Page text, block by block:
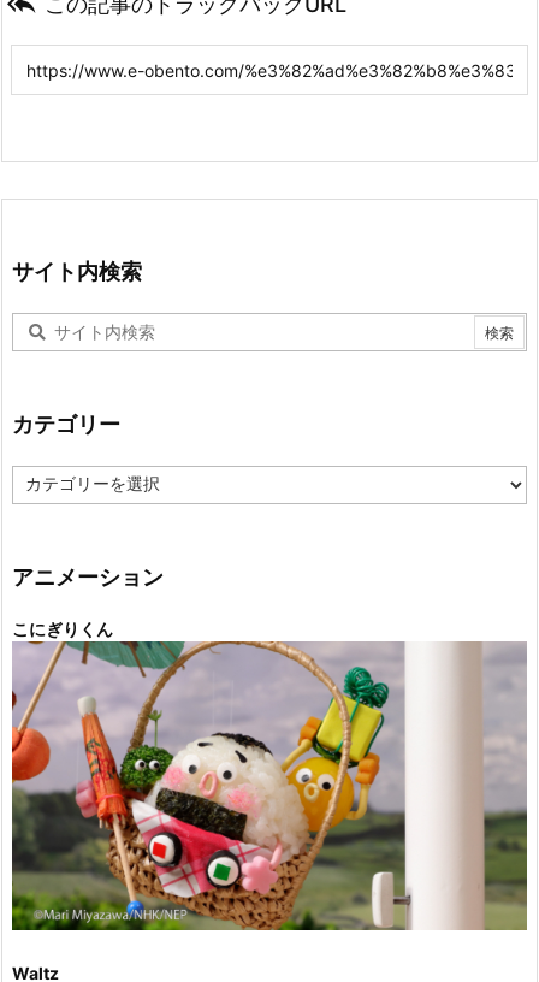
サイト内検索
カテゴリー
テ
ー
アニメーション
こにぎりくん
Waltz